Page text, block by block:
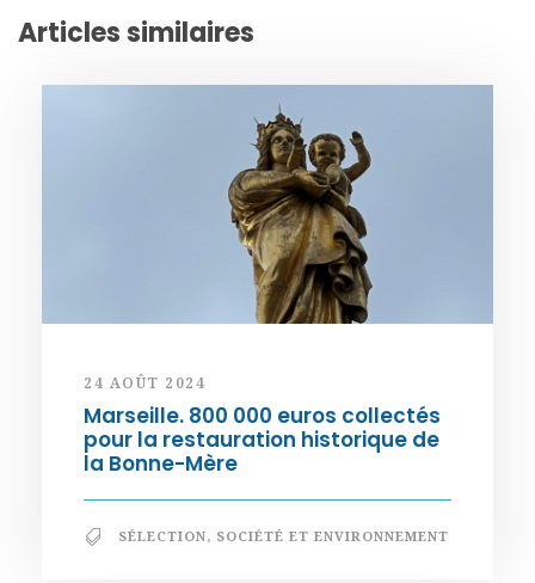
Articles similaires
24 AOÛT 2024
Marseille. 800 000 euros collectés
pour la restauration historique de
la Bonne-Mère
SÉLECTION, SOCIÉTÉ ET ENVIRONNEMENT